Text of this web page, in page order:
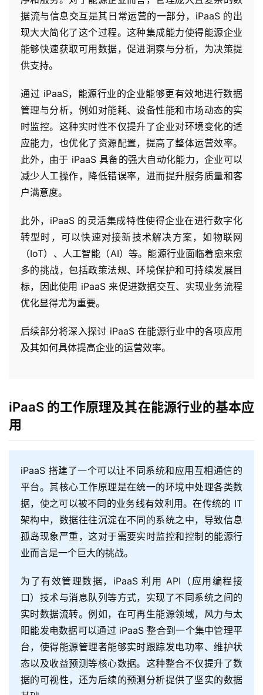
据流与信息交互是其日常运营的一部分，iPaaS 的出
现大大简化了这个过程。这种集成能力使得能源企业
能够快速获取可用数据，促进洞察与分析，为决策提
供支持。
通过 iPaaS，能源行业的企业能够更有效地进行数据
管理与分析，例如对能耗、设备性能和市场动态的实
时监控。这种实时性不仅提升了企业对环境变化的适
应能力，也优化了资源配置，提高了整体运营效率。
此外，由于 iPaaS 具备的强大自动化能力，企业可以
减少人工操作，降低错误率，进而提升服务质量和客
户满意度。
此外，iPaaS 的灵活集成特性使得企业在进行数字化
转型时，可以快速对接新技术解决方案，如物联网
（IoT）、人工智能（AI）等。能源行业面临着愈来愈
多的挑战，包括政策法规、环境保护和可持续发展目
标，因此使用 iPaaS 来促进数据交互、实现业务流程
优化显得尤为重要。
后续部分将深入探讨 iPaaS 在能源行业中的各项应用
及其如何具体提高企业的运营效率。
iPaaS 的工作原理及其在能源行业的基本应
用
iPaaS 搭建了一个可以让不同系统和应用互相通信的
平台。其核心工作原理是在统一的环境中处理各类数
据，使之可以被不同的业务线有效利用。在传统的 IT
架构中，数据往往沉淀在不同的系统之中，导致信息
孤岛现象严重，这对于需要实时监控和控制的能源行
业而言是一个巨大的挑战。
为了有效管理数据，iPaaS 利用 API（应用编程接
口）技术与消息队列等方式，实现了不同系统之间的
实时数据流转。例如，在可再生能源领域，风力与太
阳能发电数据可以通过 iPaaS 整合到一个集中管理平
台，使得能源管理者能够实时跟踪发电功率、维护状
态以及收益预测等核心数据。这种整合不仅提升了数
据的可视性，还为后续的预测分析提供了坚实的数据